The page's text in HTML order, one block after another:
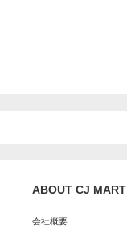
ABOUT CJ MART
会社概要